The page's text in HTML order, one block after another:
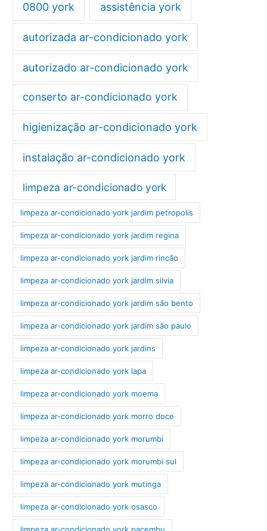
0800 york assistência york
autorizada ar-condicionado york
autorizado ar-condicionado york
conserto ar-condicionado york
higienização ar-condicionado york
instalação ar-condicionado york
limpeza ar-condicionado york
limpeza ar-condicionado york jardim petropolis
limpeza ar-condicionado york jardim regina
limpeza ar-condicionado york jardim rincão
limpeza ar-condicionado york jardim silvia
limpeza ar-condicionado york jardim são bento
limpeza ar-condicionado york jardim são paulo
limpeza ar-condicionado york jardins
limpeza ar-condicionado york lapa
limpeza ar-condicionado york moema
limpeza ar-condicionado york morro doce
limpeza ar-condicionado york morumbi
limpeza ar-condicionado york morumbi sul
limpeza ar-condicionado york mutinga
limpeza ar-condicionado york osasco